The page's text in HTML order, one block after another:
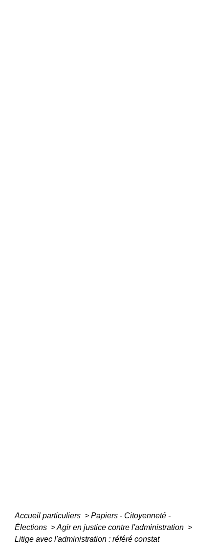
Accueil particuliers > Papiers - Citoyenneté -
Élections >Agir en justice contre l'administration >
Litige avec l'administration : référé constat